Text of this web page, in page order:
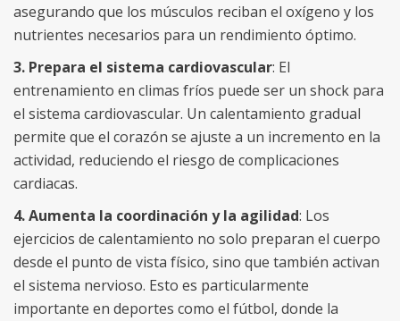
asegurando que los músculos reciban el oxígeno y los
nutrientes necesarios para un rendimiento óptimo.
3. Prepara el sistema cardiovascular: El
entrenamiento en climas fríos puede ser un shock para
el sistema cardiovascular. Un calentamiento gradual
permite que el corazón se ajuste a un incremento en la
actividad, reduciendo el riesgo de complicaciones
cardiacas.
4. Aumenta la coordinación y la agilidad: Los
ejercicios de calentamiento no solo preparan el cuerpo
desde el punto de vista físico, sino que también activan
el sistema nervioso. Esto es particularmente
importante en deportes como el fútbol, donde la